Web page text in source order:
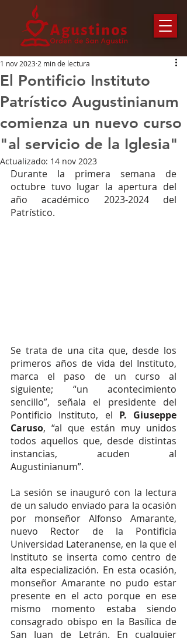
El Pontificio Instituto
Patrístico Augustinianum
comienza un nuevo curso
"al servicio de la Iglesia"
1 nov 2023 2 min de lectura
Actualizado: 14 nov 2023
Durante la primera semana de
octubre tuvo lugar la apertura del
año académico 2023-2024 del
Patrístico.
Se trata de una cita que, desde los
primeros años de vida del Instituto,
marca el paso de un curso al
siguiente; “un acontecimiento
sencillo”, señala el presidente del
Pontificio Instituto, el P. Giuseppe
Caruso, “al que están muy unidos
todos aquellos que, desde distintas
instancias, acuden al
Augustinianum”.
La sesión se inauguró con la lectura
de un saludo enviado para la ocasión
por monseñor Alfonso Amarante,
nuevo Rector de la Pontificia
Universidad Lateranense, en la que el
Instituto se inserta como centro de
alta especialización. En esta ocasión,
monseñor Amarante no pudo estar
presente en el acto porque en ese
mismo momento estaba siendo
consagrado obispo en la Basílica de
San Juan de Letrán. En cualquier